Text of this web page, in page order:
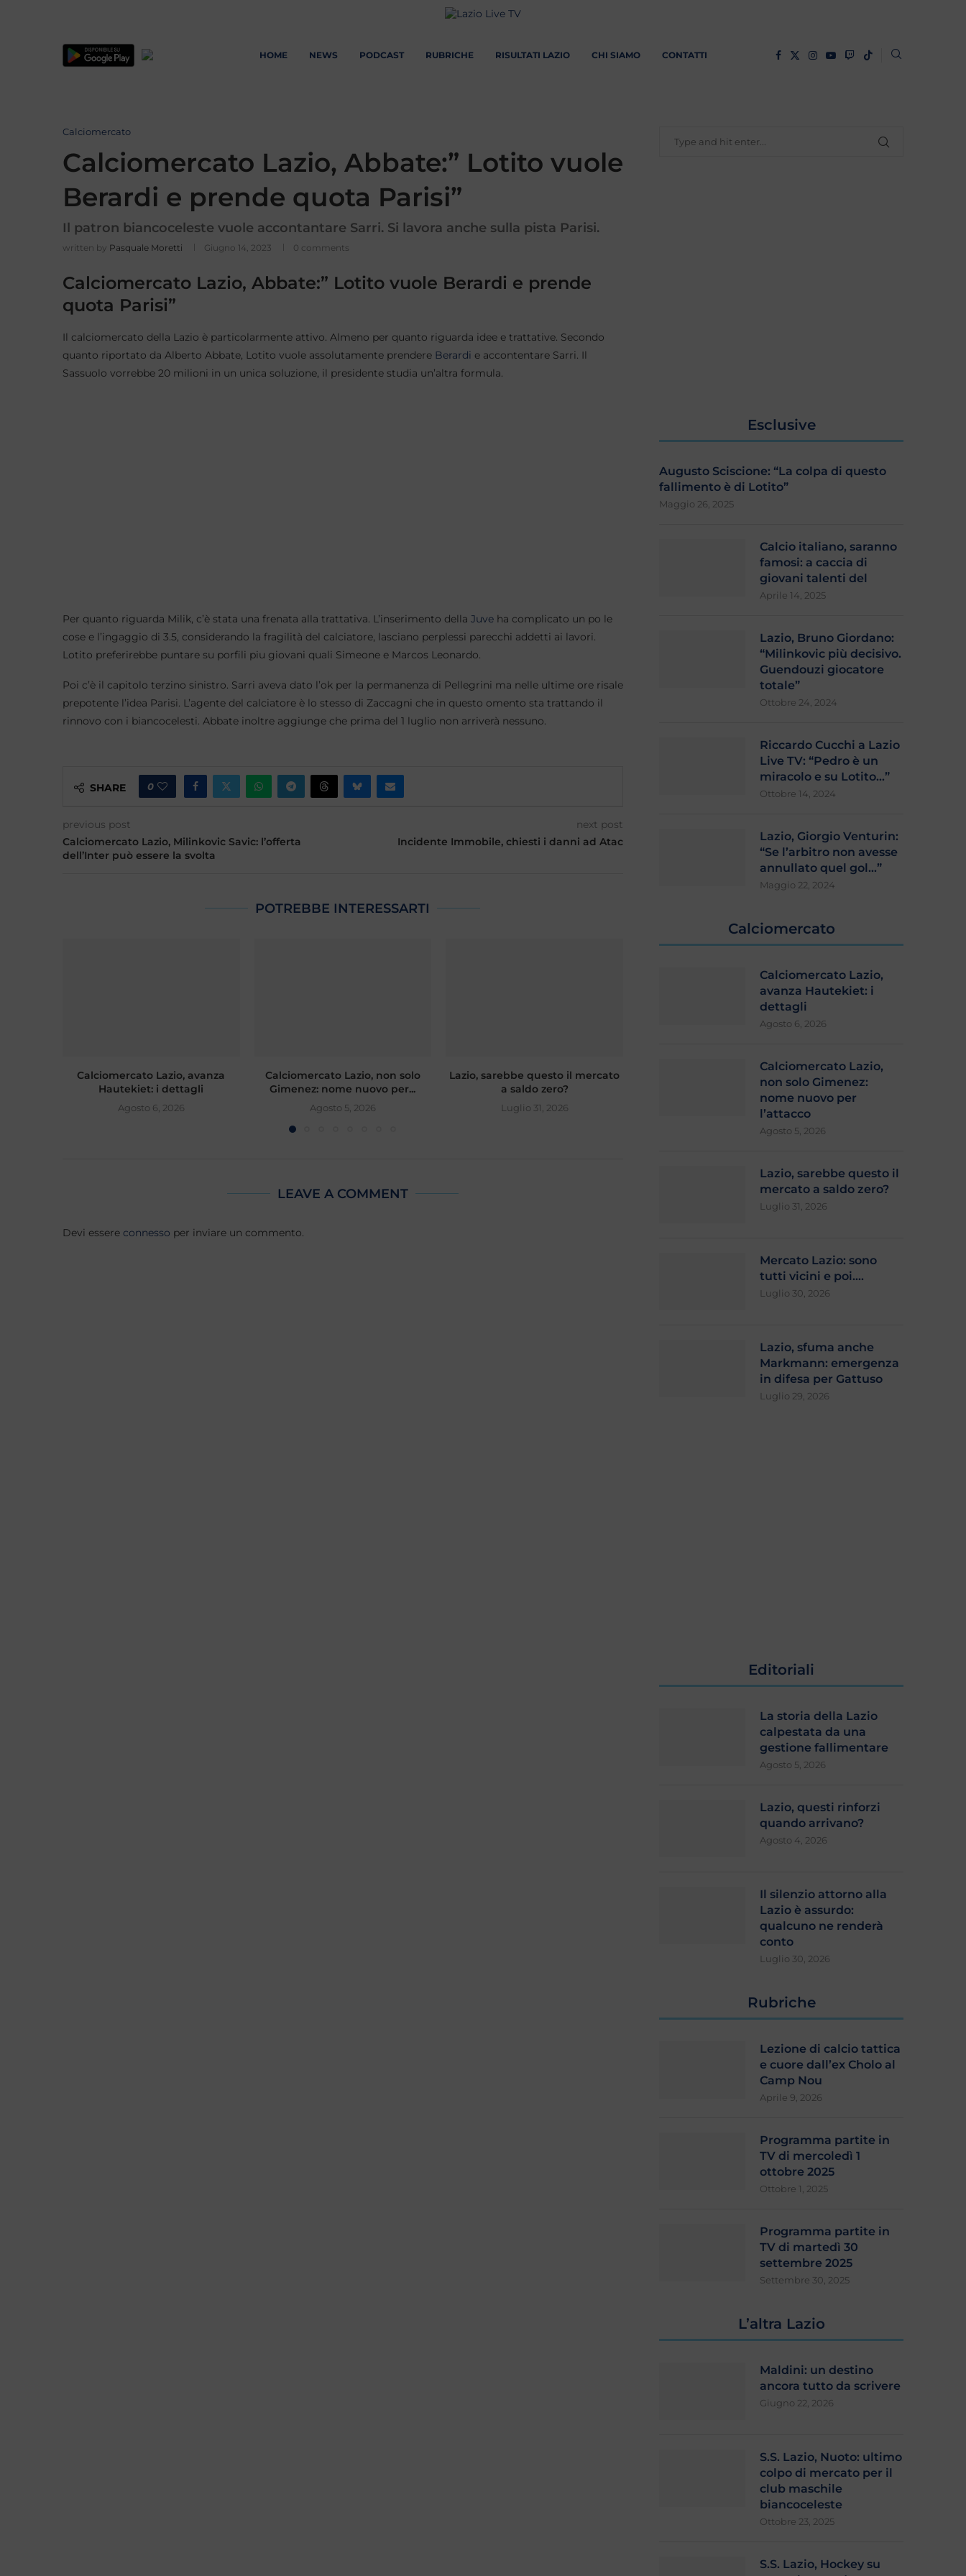
HOME NEWS PODCAST RUBRICHE RISULTATI LAZIO CHI SIAMO CONTATTI
Calciomercato
Calciomercato Lazio, Abbate:” Lotito vuole
Berardi e prende quota Parisi”
Il patron biancoceleste vuole accontantare Sarri. Si lavora anche sulla pista Parisi.
written by Pasquale Moretti Giugno 14, 2023 0 comments
Calciomercato Lazio, Abbate:” Lotito vuole Berardi e prende
quota Parisi”
Il calciomercato della Lazio è particolarmente attivo. Almeno per quanto riguarda idee e trattative. Secondo
quanto riportato da Alberto Abbate, Lotito vuole assolutamente prendere Berardi e accontentare Sarri. Il
Sassuolo vorrebbe 20 milioni in un unica soluzione, il presidente studia un’altra formula.
Per quanto riguarda Milik, c’è stata una frenata alla trattativa. L’inserimento della Juve ha complicato un po le
cose e l’ingaggio di 3.5, considerando la fragilità del calciatore, lasciano perplessi parecchi addetti ai lavori.
Lotito preferirebbe puntare su porfili piu giovani quali Simeone e Marcos Leonardo.
Poi c’è il capitolo terzino sinistro. Sarri aveva dato l’ok per la permanenza di Pellegrini ma nelle ultime ore risale
prepotente l’idea Parisi. L’agente del calciatore è lo stesso di Zaccagni che in questo omento sta trattando il
rinnovo con i biancocelesti. Abbate inoltre aggiunge che prima del 1 luglio non arriverà nessuno.
SHARE 0
previous post
Calciomercato Lazio, Milinkovic Savic: l’offerta
dell’Inter può essere la svolta
next post
Incidente Immobile, chiesti i danni ad Atac
POTREBBE INTERESSARTI
Calciomercato Lazio, avanza
Hautekiet: i dettagli
Agosto 6, 2026
Calciomercato Lazio, non solo
Gimenez: nome nuovo per...
Agosto 5, 2026
Lazio, sarebbe questo il mercato
a saldo zero?
Luglio 31, 2026
Mercato Lazio: sono tutti vicini e
Luglio 30, 2026
Lazio, sfuma anche
emergenza in difesa
LEAVE A COMMENT
Devi essere connesso per inviare un commento.
Esclusive
Augusto Sciscione: “La colpa di questo
fallimento è di Lotito”
Maggio 26, 2025
Calcio italiano, saranno
famosi: a caccia di
giovani talenti del
Aprile 14, 2025
Lazio, Bruno Giordano:
“Milinkovic più decisivo.
Guendouzi giocatore
totale”
Ottobre 24, 2024
Riccardo Cucchi a Lazio
Live TV: “Pedro è un
miracolo e su Lotito…”
Ottobre 14, 2024
Lazio, Giorgio Venturin:
“Se l’arbitro non avesse
annullato quel gol…”
Maggio 22, 2024
Calciomercato
Calciomercato Lazio,
avanza Hautekiet: i
dettagli
Agosto 6, 2026
Calciomercato Lazio,
non solo Gimenez:
nome nuovo per
l’attacco
Agosto 5, 2026
Lazio, sarebbe questo il
mercato a saldo zero?
Luglio 31, 2026
Mercato Lazio: sono
tutti vicini e poi….
Luglio 30, 2026
Lazio, sfuma anche
Markmann: emergenza
in difesa per Gattuso
Luglio 29, 2026
Editoriali
La storia della Lazio
calpestata da una
gestione fallimentare
Agosto 5, 2026
Lazio, questi rinforzi
quando arrivano?
Agosto 4, 2026
Il silenzio attorno alla
Lazio è assurdo:
qualcuno ne renderà
conto
Luglio 30, 2026
Rubriche
Lezione di calcio tattica
e cuore dall’ex Cholo al
Camp Nou
Aprile 9, 2026
Programma partite in
TV di mercoledì 1
ottobre 2025
Ottobre 1, 2025
Programma partite in
TV di martedì 30
settembre 2025
Settembre 30, 2025
L’altra Lazio
Maldini: un destino
ancora tutto da scrivere
Giugno 22, 2026
S.S. Lazio, Nuoto: ultimo
colpo di mercato per il
club maschile
biancoceleste
Ottobre 23, 2025
S.S. Lazio, Hockey su